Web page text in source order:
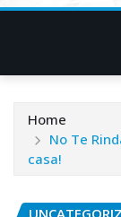
Home
No Te
casa!